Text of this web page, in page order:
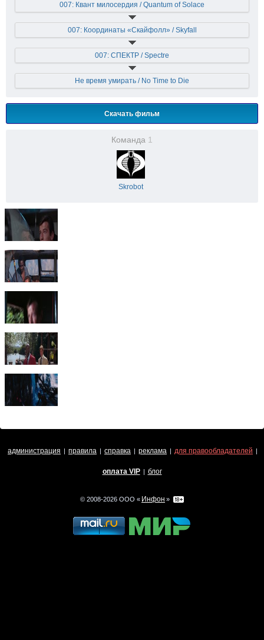
007: Квант милосердия / Quantum of Solace
007: Координаты «Скайфолл» / Skyfall
007: СПЕКТР / Spectre
Не время умирать / No Time to Die
Скачать фильм
Команда 1
Skrobot
администрация | правила | справка | реклама | для правообладателей |
оплата VIP | блог
© 2008-2026 ООО « Инфон »